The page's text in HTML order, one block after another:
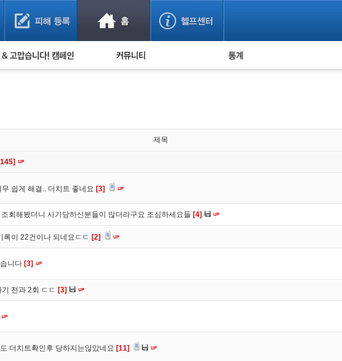
사기 예방했어요!
사기방지 아이디어
누적 피해사례 통계
제목
쉽게 해결.. 더치트 좋네요 [3]
회해봤더니 사기당하신분들이 많더라구요 조심하세요들 [4]
록이 22건이나 되네요ㄷㄷ [2]
니다 [3]
전과 2회 ㄷㄷ [3]
더치트확인후 당하지는않았네요 [11]